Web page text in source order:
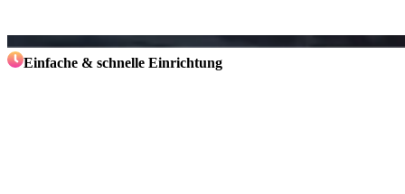
Einfache & schnelle Einrichtung